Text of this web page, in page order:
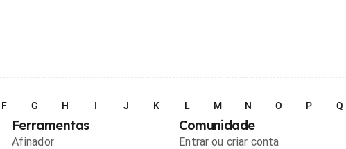
F G H I J K L M N O P Q
Ferramentas
Afinador
Comunidade
Entrar ou criar conta